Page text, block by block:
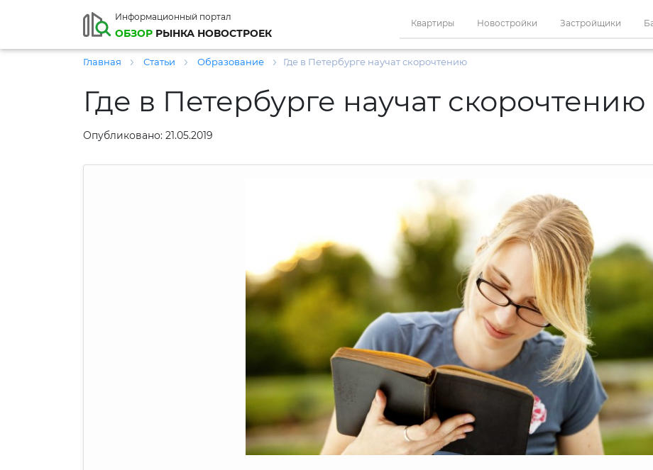
Информационный портал
ОБЗОР РЫНКА НОВОСТРОЕК
Квартиры Новостройки Застройщики
Главная Статьи Образование Где в Петербурге научат скорочтению
Где в Петербурге научат скорочтению
Опубликовано: 21.05.2019